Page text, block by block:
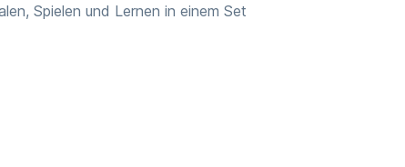
Spielen und Lernen in einem Set